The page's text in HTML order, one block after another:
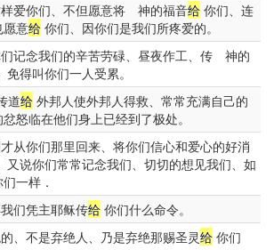
爱你们、不但愿意将 神的福音给 你们、连
愿意给你们、因你们是我们所疼爱的。
记念我们的辛苦劳碌、昼夜作工、传 神的
得叫你们一人受累。
道给 外邦人使外邦人得救、常常充满自己的
怒临在他们身上已经到了极处。
从你们那里回来、将你们信心和爱心的好消
又说你们常常记念我们、切切的想见我们、如
一样．
们凭主耶稣传给 你们什么命令。
、不是弃绝人、乃是弃绝那赐圣灵给 你们